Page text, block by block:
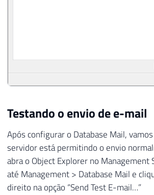
Testando o envio de e-mail
Após configurar o Database Mail,
servidor está permitindo o envio
abra o Object Explorer no Management
até Management > Database Mail e
direito na opção “Send Test E-mail…”